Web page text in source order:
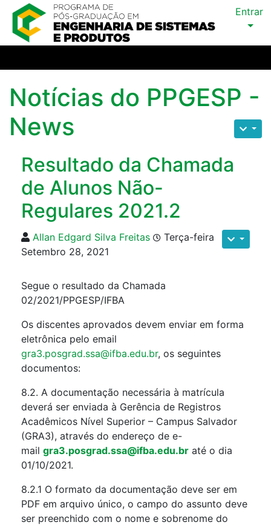
Entrar
Notícias do PPGESP -
News
Resultado da Chamada
de Alunos Não-
Regulares 2021.2
Allan Edgard Silva Freitas
Terça-feira
Setembro 28, 2021
Segue o resultado da Chamada
02/2021/PPGESP/IFBA
Os discentes aprovados devem enviar em forma
eletrônica pelo email
gra3.posgrad.ssa@ifba.edu.br, os seguintes
documentos:
8.2. A documentação necessária à matrícula
deverá ser enviada à Gerência de Registros
Acadêmicos Nível Superior – Campus Salvador
(GRA3), através do endereço de e-
mail gra3.posgrad.ssa@ifba.edu.br até o dia
01/10/2021.
8.2.1 O formato da documentação deve ser em
PDF em arquivo único, o campo do assunto deve
ser preenchido com o nome e sobrenome do